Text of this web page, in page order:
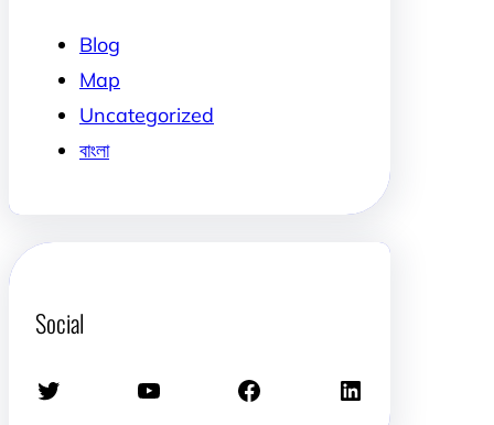
Blog
Map
Uncategorized
বাংলা
Social
Twitter YouTube Facebook LinkedIn